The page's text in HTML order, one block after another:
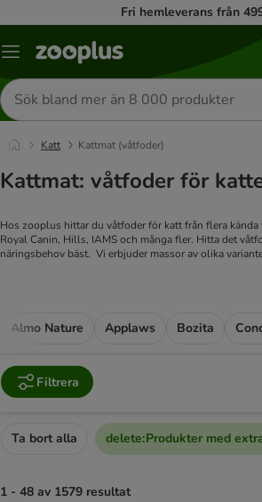
Fri hemleverans från
Katalogmeny
Sök
efter
produkter
Katt Kattmat (våtfoder)
Kattmat: våtfoder för
Hos zooplus hittar du våtfoder för katt från flera kända
Royal Canin, Hills, IAMS och många fler. Hitta det
näringsbehov bäst. Vi erbjuder massor av olika
Almo Nature Applaws Bozita
Filtrera
Ta bort alla delete:Produkter med
1 - 48 av 1579 resultat